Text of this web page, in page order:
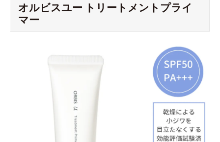
オルビスユー トリートメントプライ
マー